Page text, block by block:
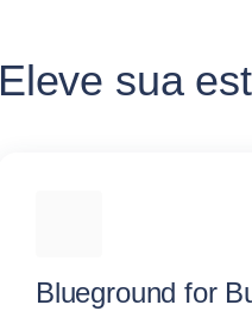
Eleve sua
Blueground for